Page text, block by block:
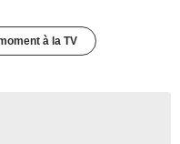
à la TV